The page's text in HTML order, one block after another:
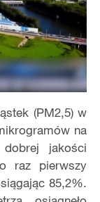
(PM2,5) w
na
jakości
raz pierwszy
85,2%.